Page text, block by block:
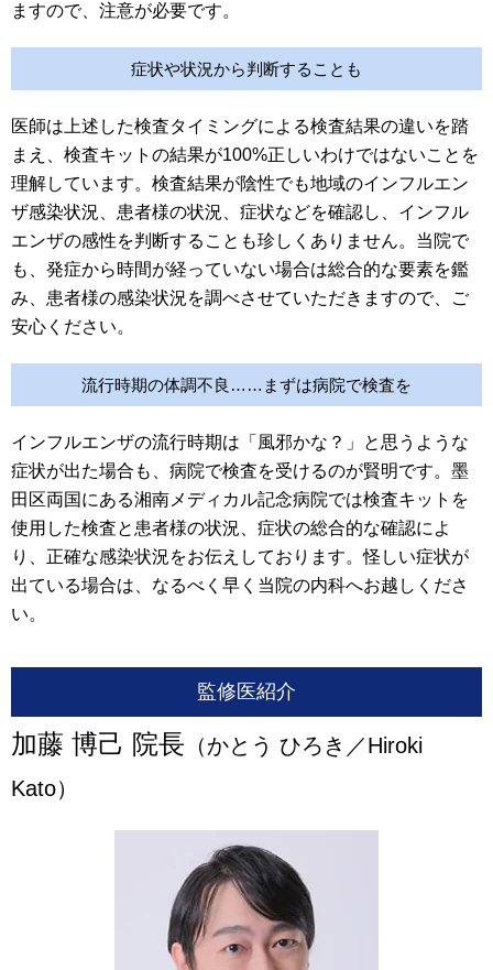
ますので、注意が必要です。
症状や状況から判断することも
医師は上述した検査タイミングによる検査結果の違いを踏
まえ、検査キットの結果が100%正しいわけではないことを
理解しています。検査結果が陰性でも地域のインフルエン
ザ感染状況、患者様の状況、症状などを確認し、インフル
エンザの感性を判断することも珍しくありません。当院で
も、発症から時間が経っていない場合は総合的な要素を鑑
み、患者様の感染状況を調べさせていただきますので、ご
安心ください。
流行時期の体調不良……まずは病院で検査を
インフルエンザの流行時期は「風邪かな？」と思うような
症状が出た場合も、病院で検査を受けるのが賢明です。墨
田区両国にある湘南メディカル記念病院では検査キットを
使用した検査と患者様の状況、症状の総合的な確認によ
り、正確な感染状況をお伝えしております。怪しい症状が
出ている場合は、なるべく早く当院の内科へお越しくださ
い。
監修医紹介
加藤 博己 院長 （かとう ひろき／Hiroki
Kato）